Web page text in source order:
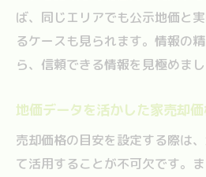
ば、同じエリアでも公示地価と
るケースも見られます。情報の
ら、信頼できる情報を見極めまし
地価データを活かした家売却
売却価格の目安を設定する際は
て活用することが不可欠です。